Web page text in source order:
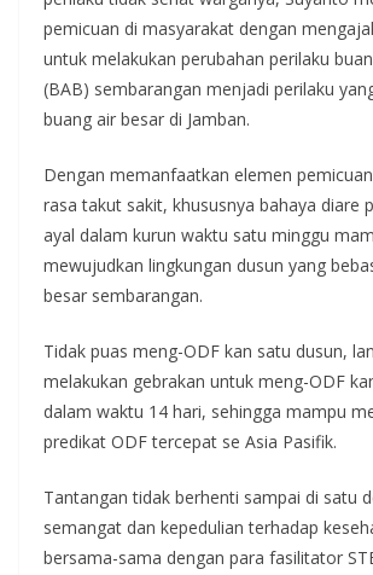
pemicuan di masyarakat dengan
untuk melakukan perubahan perilaku
(BAB) sembarangan menjadi perilaku
buang air besar di Jamban.
Dengan memanfaatkan elemen
rasa takut sakit, khususnya bahaya diare
ayal dalam kurun waktu satu minggu
mewujudkan lingkungan dusun yang
besar sembarangan.
Tidak puas meng-ODF kan satu dusun,
melakukan gebrakan untuk meng-ODF
dalam waktu 14 hari, sehingga mampu
predikat ODF tercepat se Asia Pasifik.
Tantangan tidak berhenti sampai di satu
semangat dan kepedulian terhadap
bersama-sama dengan para fasilitator